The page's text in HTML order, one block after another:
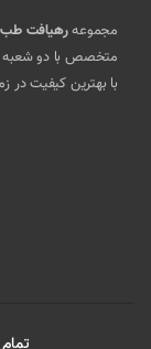
مجموعهرهیافت طب
متخصص با دو شعبه
با بهترین کیفیت در